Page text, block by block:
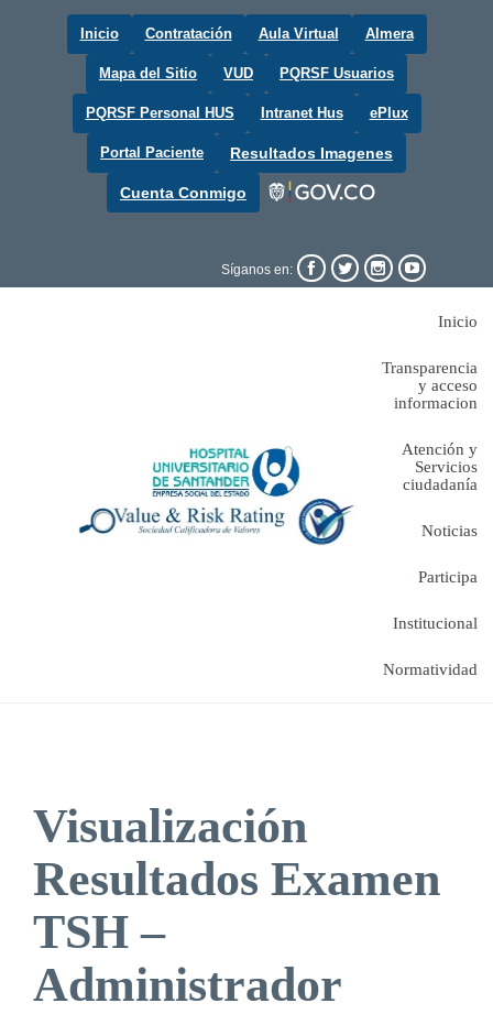
Inicio Contratación Aula Virtual Almera
Mapa del Sitio VUD PQRSF Usuarios
PQRSF Personal HUS Intranet Hus ePlux
Portal Paciente Resultados Imagenes
Cuenta Conmigo
Síganos en:    
Inicio
Transparencia
y acceso
informacion
Atención y
Servicios
ciudadanía
Noticias
Participa
Institucional
Normatividad
Visualización
Resultados Examen
TSH –
Administrador